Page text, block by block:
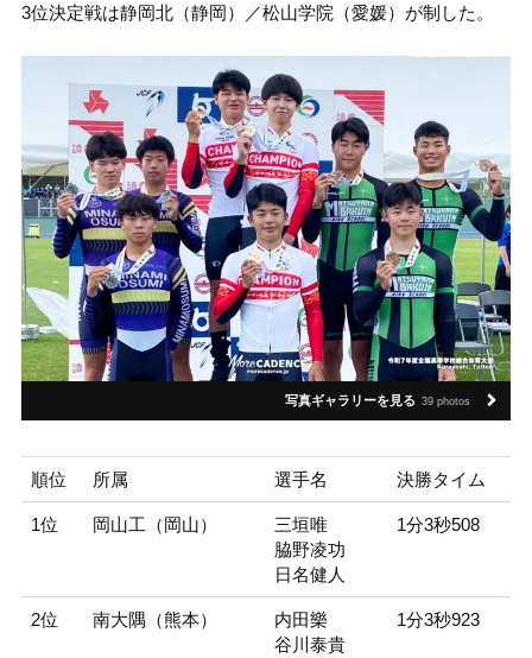
3位決定戦は静岡北（静岡）／松山学院（愛媛）が制した。
写真ギャラリーを見る 39 photos
順位 所属 選手名 決勝タイム
1位 岡山工（岡山）
三垣唯
脇野凌功
日名健人
1分3秒508
2位 南大隅（熊本）
内田樂
谷川泰貴
1分3秒923